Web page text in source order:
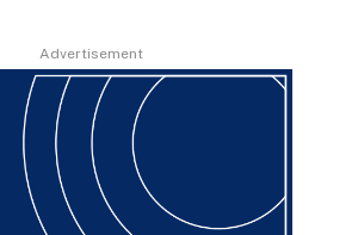
Advertisement